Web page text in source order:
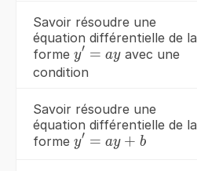
Savoir résoudre une
équation différentielle de la
forme y'=ay
y′ = ay avec une
condition
Savoir résoudre une
équation différentielle de la
forme y'=ay+b
y′ = ay + b